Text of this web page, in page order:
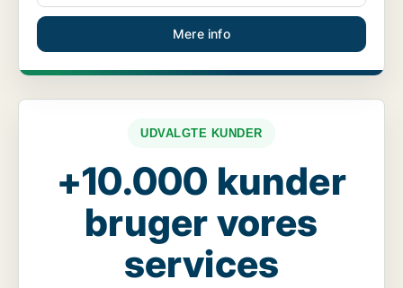
Mere info
UDVALGTE KUNDER
+10.000 kunder
bruger vores
services